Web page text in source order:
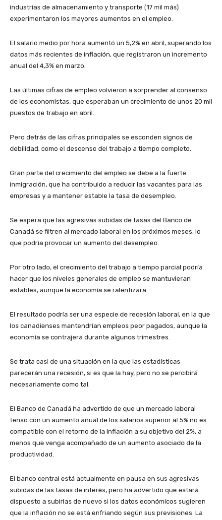
industrias de almacenamiento y transporte (17 mil más)
experimentaron los mayores aumentos en el empleo.
El salario medio por hora aumentó un 5,2% en abril, superando los
datos más recientes de inflación, que registraron un incremento
anual del 4,3% en marzo.
Las últimas cifras de empleo volvieron a sorprender al consenso
de los economistas, que esperaban un crecimiento de unos 20 mil
puestos de trabajo en abril.
Pero detrás de las cifras principales se esconden signos de
debilidad, como el descenso del trabajo a tiempo completo.
Gran parte del crecimiento del empleo se debe a la fuerte
inmigración, que ha contribuido a reducir las vacantes para las
empresas y a mantener estable la tasa de desempleo.
Se espera que las agresivas subidas de tasas del Banco de
Canadá se filtren al mercado laboral en los próximos meses, lo
que podría provocar un aumento del desempleo.
Por otro lado, el crecimiento del trabajo a tiempo parcial podría
hacer que los niveles generales de empleo se mantuvieran
estables, aunque la economía se ralentizara.
El resultado podría ser una especie de recesión laboral, en la que
los canadienses mantendrían empleos peor pagados, aunque la
economía se contrajera durante algunos trimestres.
Se trata casi de una situación en la que las estadísticas
parecerán una recesión, si es que la hay, pero no se percibirá
necesariamente como tal.
El Banco de Canadá ha advertido de que un mercado laboral
tenso con un aumento anual de los salarios superior al 5% no es
compatible con el retorno de la inflación a su objetivo del 2%, a
menos que venga acompañado de un aumento asociado de la
productividad.
El banco central está actualmente en pausa en sus agresivas
subidas de las tasas de interés, pero ha advertido que estará
dispuesto a subirlas de nuevo si los datos económicos sugieren
que la inflación no se está enfriando según sus previsiones. La